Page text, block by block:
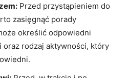
Przed przystąpieniem do
zasięgnąć porady
określić odpowiedni
rodzaj aktywności, który